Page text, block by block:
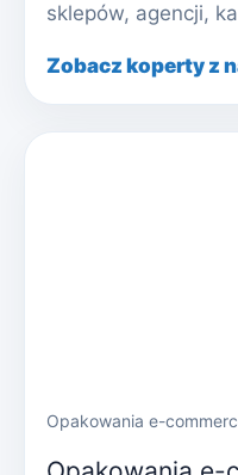
sklepów, agencji,
Zobacz koperty z
Opakowania e-